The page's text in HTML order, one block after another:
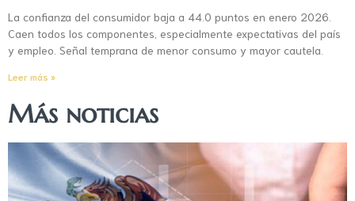
La confianza del consumidor baja a 44.0 puntos en enero 2026.
Caen todos los componentes, especialmente expectativas del país
y empleo. Señal temprana de menor consumo y mayor cautela.
Leer más »
Más noticias